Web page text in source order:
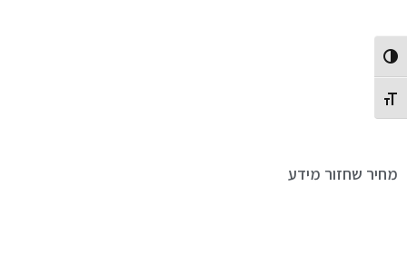
Toggle High Contrast
Toggle Font size
מחיר שחזור מידע